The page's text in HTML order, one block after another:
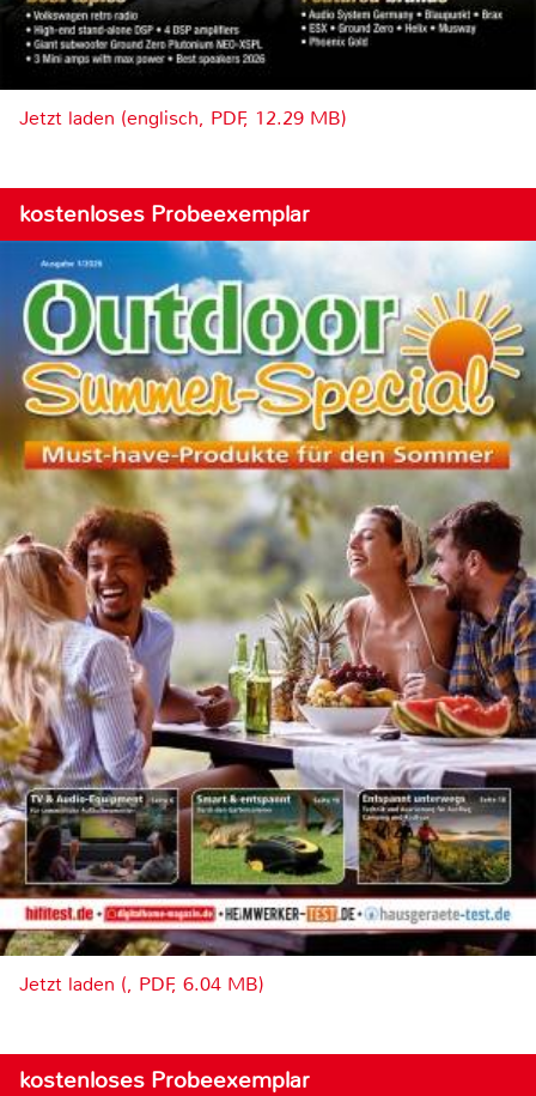
Jetzt laden (englisch, PDF, 12.29 MB)
kostenloses Probeexemplar
Jetzt laden (, PDF, 6.04 MB)
kostenloses Probeexemplar